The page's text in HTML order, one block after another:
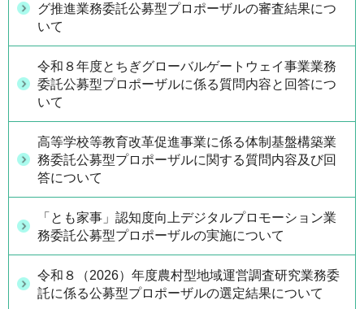
グ推進業務委託公募型プロポーザルの審査結果につ
いて
令和８年度とちぎグローバルゲートウェイ事業業務
委託公募型プロポーザルに係る質問内容と回答につ
いて
高等学校等教育改革促進事業に係る体制基盤構築業
務委託公募型プロポーザルに関する質問内容及び回
答について
「とも家事」認知度向上デジタルプロモーション業
務委託公募型プロポーザルの実施について
令和８（2026）年度農村型地域運営調査研究業務委
託に係る公募型プロポーザルの選定結果について